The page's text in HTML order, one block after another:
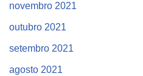
novembro 2021
outubro 2021
setembro 2021
agosto 2021